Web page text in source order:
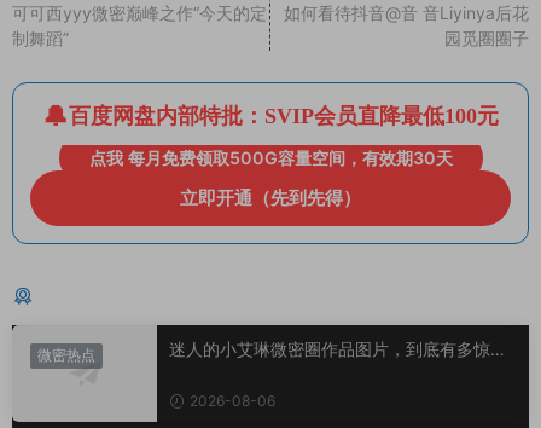
可可西yyy微密巅峰之作“今天的定
制舞蹈”
如何看待抖音@音 音Liyinya后花
园觅圈圈子
百度网盘内部特批：SVIP会员直降最低100元
点我 每月免费领取500G容量空间，有效期30天
立即开通（先到先得）
微密热点
迷人的小艾琳微密圈作品图片，到底有多惊
2026-08-06